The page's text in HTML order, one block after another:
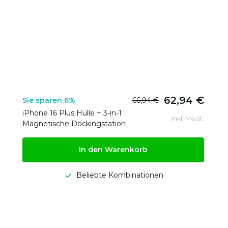
Sie sparen 6% 66,94 € 62,94 €
iPhone 16 Plus Hülle + 3-in-1
Magnetische Dockingstation
Inkl. MwSt.
In den Warenkorb
Beliebte Kombinationen